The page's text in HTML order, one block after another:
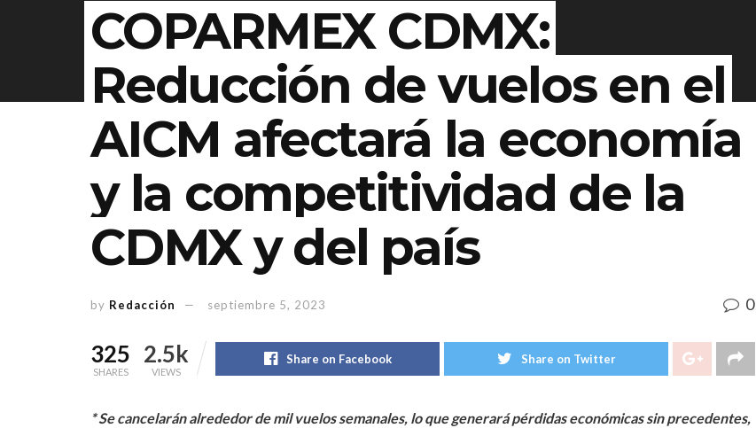
COPARMEX CDMX:
Reducción de vuelos en el
AICM afectará la economía
y la competitividad de la
CDMX y del país
by Redacción septiembre 5, 2023 0
325
SHARES
2.5k
VIEWS
Share on Facebook Share on Twitter
* Se cancelarán alrededor de mil vuelos semanales, lo que generará pérdidas económicas sin precedentes,